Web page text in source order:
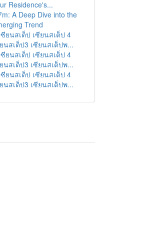
Residence's...
A Deep Dive into the
Trend
ซียนสเต็ป เซียนสเต็ป 4
นสเต็ป3 เซียนสเต็ปพ...
ซียนสเต็ป เซียนสเต็ป 4
นสเต็ป3 เซียนสเต็ปพ...
ซียนสเต็ป เซียนสเต็ป 4
นสเต็ป3 เซียนสเต็ปพ...